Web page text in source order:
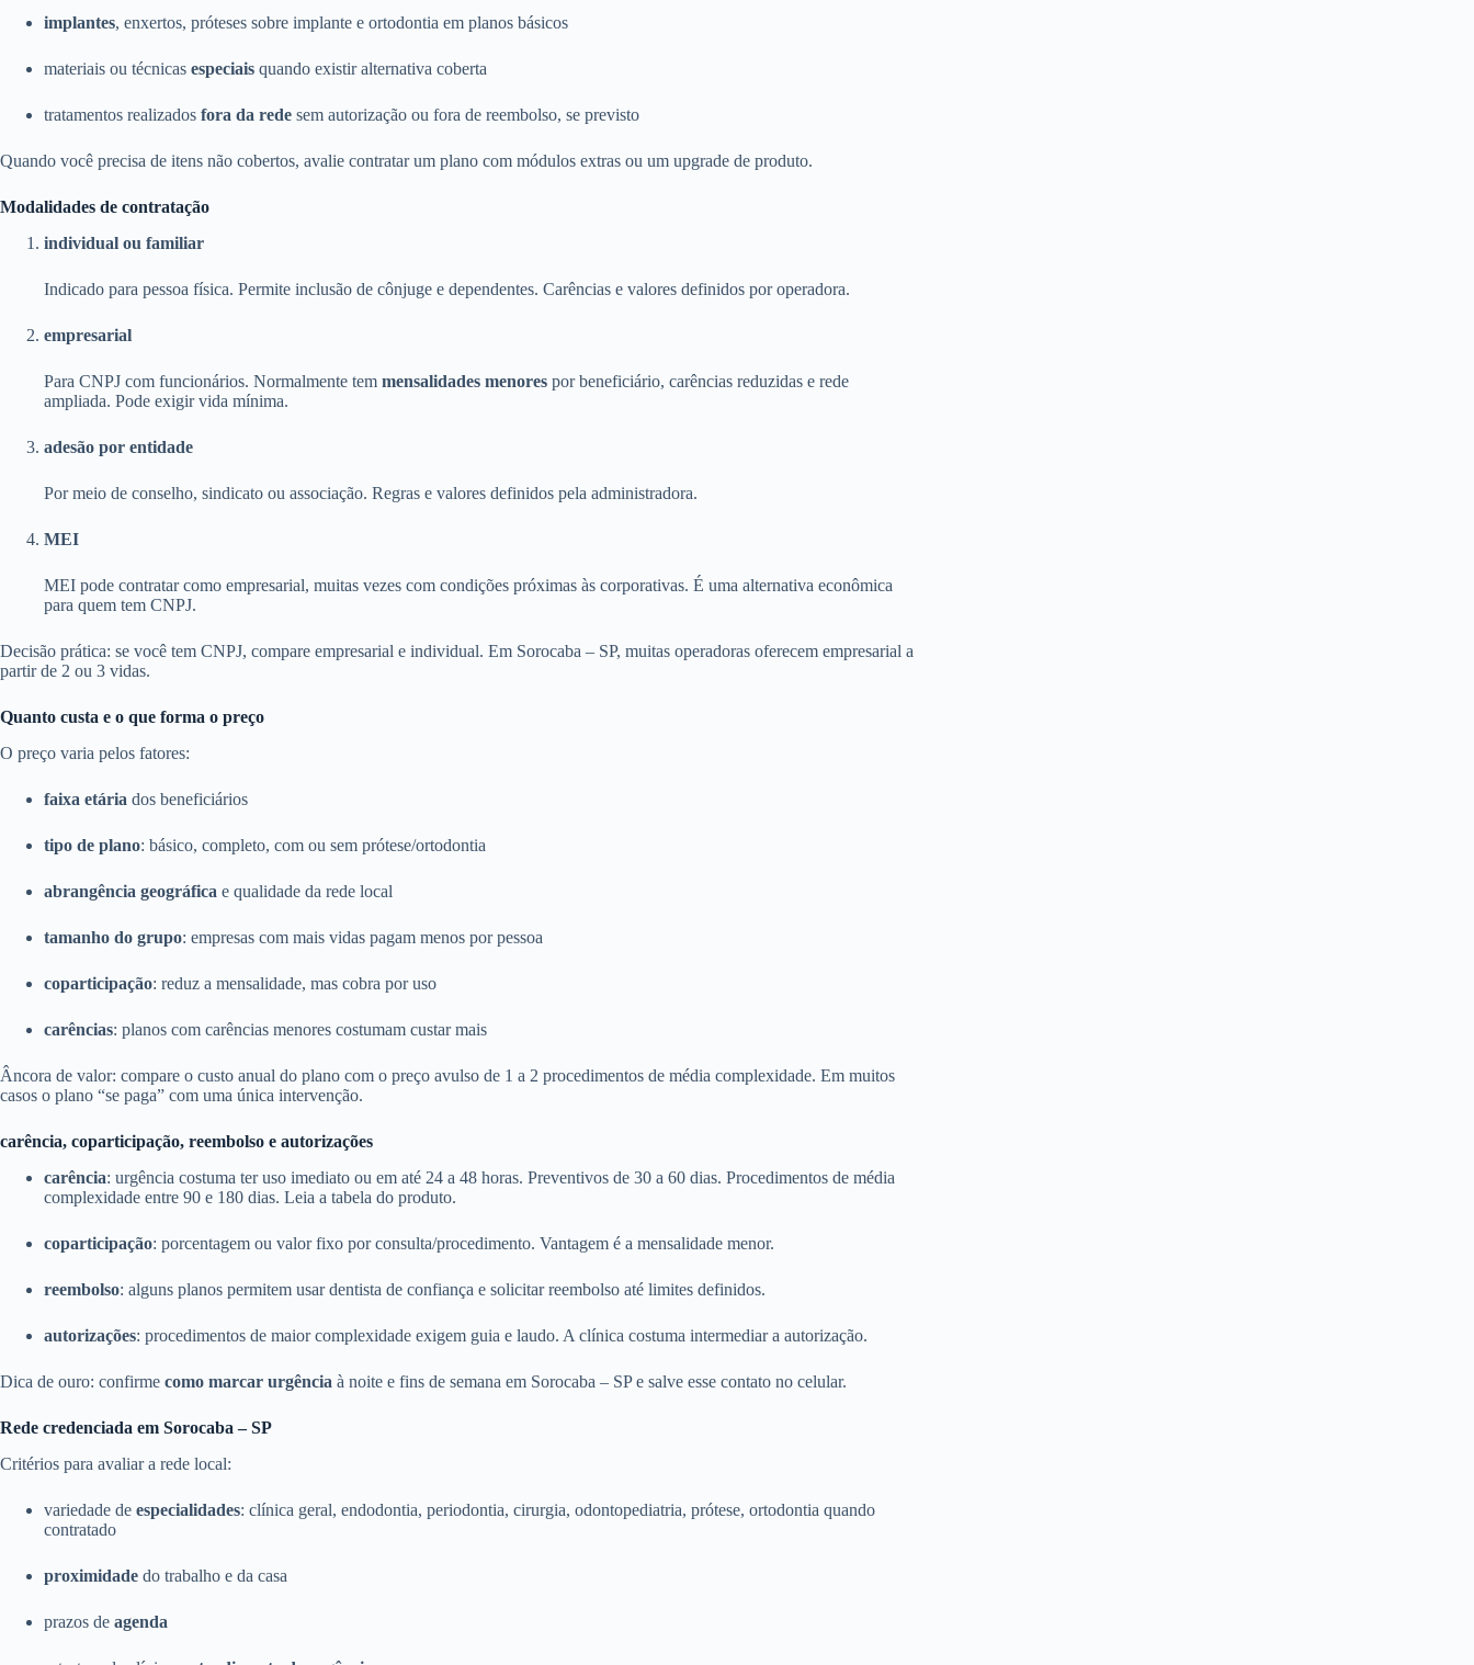
implantes, enxertos, próteses sobre implante e ortodontia em planos básicos
materiais ou técnicas especiais quando existir alternativa coberta
tratamentos realizados fora da rede sem autorização ou fora de reembolso, se previsto
Quando você precisa de itens não cobertos, avalie contratar um plano com módulos extras ou um upgrade de produto.
Modalidades de contratação
individual ou familiar
Indicado para pessoa física. Permite inclusão de cônjuge e dependentes. Carências e valores definidos por operadora.
empresarial
Para CNPJ com funcionários. Normalmente tem mensalidades menores por beneficiário, carências reduzidas e rede
ampliada. Pode exigir vida mínima.
adesão por entidade
Por meio de conselho, sindicato ou associação. Regras e valores definidos pela administradora.
MEI
MEI pode contratar como empresarial, muitas vezes com condições próximas às corporativas. É uma alternativa econômica
para quem tem CNPJ.
Decisão prática: se você tem CNPJ, compare empresarial e individual. Em Sorocaba – SP, muitas operadoras oferecem empresarial a
partir de 2 ou 3 vidas.
Quanto custa e o que forma o preço
O preço varia pelos fatores:
faixa etária dos beneficiários
tipo de plano: básico, completo, com ou sem prótese/ortodontia
abrangência geográfica e qualidade da rede local
tamanho do grupo: empresas com mais vidas pagam menos por pessoa
coparticipação: reduz a mensalidade, mas cobra por uso
carências: planos com carências menores costumam custar mais
Âncora de valor: compare o custo anual do plano com o preço avulso de 1 a 2 procedimentos de média complexidade. Em muitos
casos o plano “se paga” com uma única intervenção.
carência, coparticipação, reembolso e autorizações
carência: urgência costuma ter uso imediato ou em até 24 a 48 horas. Preventivos de 30 a 60 dias. Procedimentos de média
complexidade entre 90 e 180 dias. Leia a tabela do produto.
coparticipação: porcentagem ou valor fixo por consulta/procedimento. Vantagem é a mensalidade menor.
reembolso: alguns planos permitem usar dentista de confiança e solicitar reembolso até limites definidos.
autorizações: procedimentos de maior complexidade exigem guia e laudo. A clínica costuma intermediar a autorização.
Dica de ouro: confirme como marcar urgência à noite e fins de semana em Sorocaba – SP e salve esse contato no celular.
Rede credenciada em Sorocaba – SP
Critérios para avaliar a rede local:
variedade de especialidades: clínica geral, endodontia, periodontia, cirurgia, odontopediatria, prótese, ortodontia quando
contratado
proximidade do trabalho e da casa
prazos de agenda